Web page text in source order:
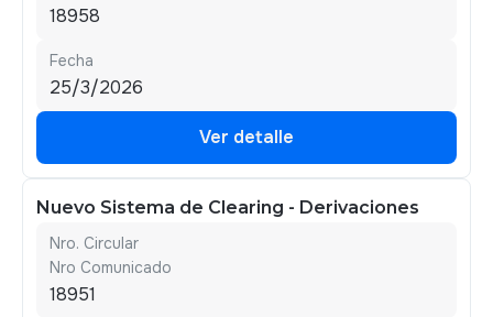
18958
Fecha
25/3/2026
Ver detalle
Nuevo Sistema de Clearing - Derivaciones
Nro. Circular
Nro Comunicado
18951